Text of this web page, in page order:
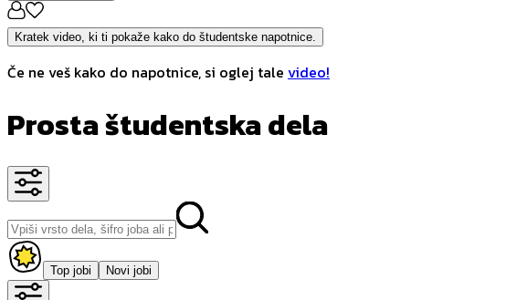
Kratek video, ki ti pokaže kako do študentske napotnice.
Če ne veš kako do napotnice, si oglej tale video!
Prosta študentska dela
Top jobi Novi jobi